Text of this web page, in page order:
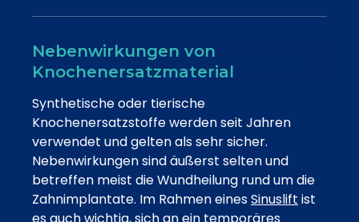
Nebenwirkungen von
Knochenersatzmaterial
Synthetische oder tierische
Knochenersatzstoffe werden seit Jahren
verwendet und gelten als sehr sicher.
Nebenwirkungen sind äußerst selten und
betreffen meist die Wundheilung rund um die
Zahnimplantate. Im Rahmen einesSinuslift ist